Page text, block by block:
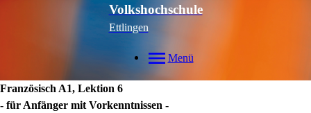
Volkshochschule
Ettlingen
Menü
Französisch A1, Lektion 6
- für Anfänger mit Vorkenntnissen -